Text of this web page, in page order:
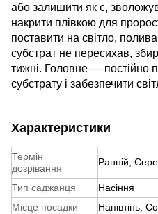
або залишити як є,
накрити плівкою для
поставити на світло,
субстрат не пересихав,
тижні. Головне — постійно
субстрату і забезпечити
Характеристики
Термін
дозрівання
Ранній,
Тип саджанця
Насіння
Місце посадки
Напівтінь,